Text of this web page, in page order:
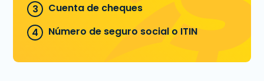
Cuenta de cheques
Número de seguro social o ITIN